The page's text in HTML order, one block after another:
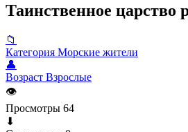
Таинственное царство
📁
Категория Морские жители
👤
Возраст Взрослые
👁
Просмотры 64
⬇